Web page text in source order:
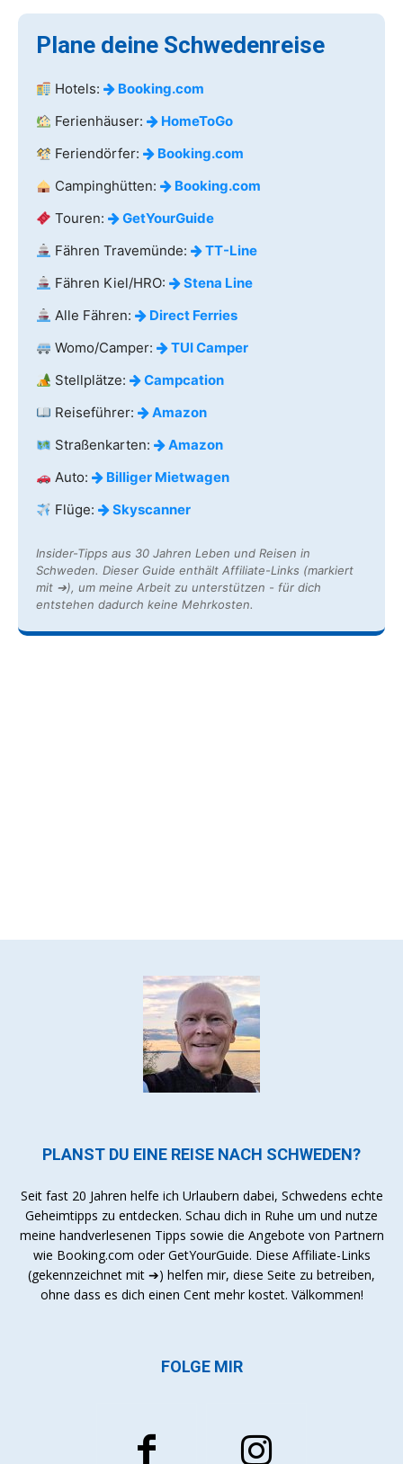
Plane deine Schwedenreise
Hotels:
Booking.com
Ferienhäuser:
HomeToGo
Feriendörfer:
Booking.com
Campinghütten:
Booking.com
Touren:
GetYourGuide
Fähren Travemünde:
TT-Line
Fähren Kiel/HRO:
Stena Line
Alle Fähren:
Direct Ferries
Womo/Camper:
TUI Camper
Stellplätze:
Campcation
Reiseführer:
Amazon
Straßenkarten:
Amazon
Auto:
Billiger Mietwagen
Flüge:
Skyscanner
Insider-Tipps aus 30 Jahren Leben und Reisen in
Schweden. Dieser Guide enthält Affiliate-Links (markiert
mit ➔), um meine Arbeit zu unterstützen - für dich
entstehen dadurch keine Mehrkosten.
PLANST DU EINE REISE NACH SCHWEDEN?
Seit fast 20 Jahren helfe ich Urlaubern dabei, Schwedens echte
Geheimtipps zu entdecken. Schau dich in Ruhe um und nutze
meine handverlesenen Tipps sowie die Angebote von Partnern
wie Booking.com oder GetYourGuide. Diese Affiliate-Links
(gekennzeichnet mit ➔) helfen mir, diese Seite zu betreiben,
ohne dass es dich einen Cent mehr kostet. Välkommen!
FOLGE MIR